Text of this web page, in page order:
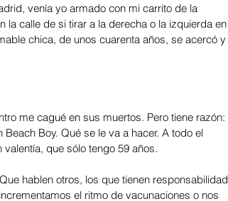
venía yo armado con mi carrito de la
la calle de si tirar a la derecha o la izquierda en
chica, de unos cuarenta años, se acercó y
me cagué en sus muertos. Pero tiene razón:
Boy. Qué se le va a hacer. A todo el
que sólo tengo 59 años.
hablen otros, los que tienen responsabilidad
el ritmo de vacunaciones o nos